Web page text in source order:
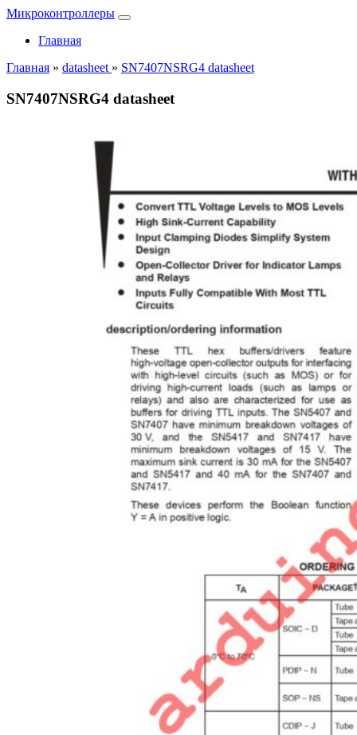
Микроконтроллеры
Главная
Главная » datasheet » SN7407NSRG4 datasheet
SN7407NSRG4 datasheet